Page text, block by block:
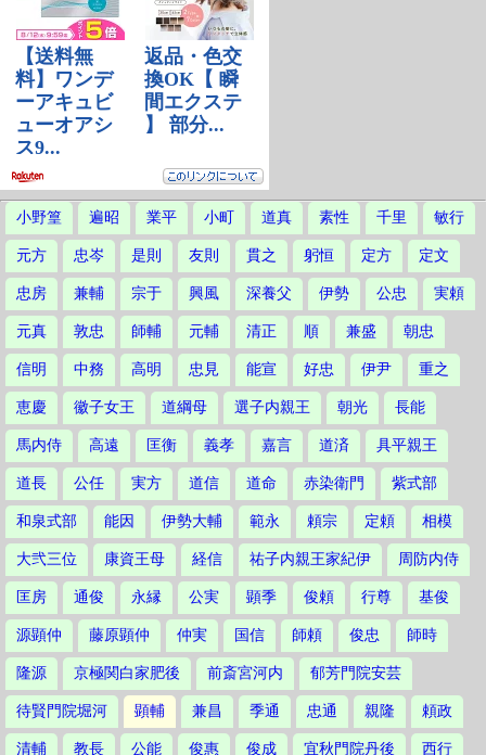
小野篁 遍昭 業平 小町 道真 素性 千里 敏行
元方 忠岑 是則 友則 貫之 躬恒 定方 定文
忠房 兼輔 宗于 興風 深養父 伊勢 公忠 実頼
元真 敦忠 師輔 元輔 清正 順 兼盛 朝忠
信明 中務 高明 忠見 能宣 好忠 伊尹 重之
恵慶 徽子女王 道綱母 選子内親王 朝光 長能
馬内侍 高遠 匡衡 義孝 嘉言 道済 具平親王
道長 公任 実方 道信 道命 赤染衛門 紫式部
和泉式部 能因 伊勢大輔 範永 頼宗 定頼 相模
大弐三位 康資王母 経信 祐子内親王家紀伊 周防内侍
匡房 通俊 永縁 公実 顕季 俊頼 行尊 基俊
源顕仲 藤原顕仲 仲実 国信 師頼 俊忠 師時
隆源 京極関白家肥後 前斎宮河内 郁芳門院安芸
待賢門院堀河 顕輔 兼昌 季通 忠通 親隆 頼政
清輔 教長 公能 俊惠 俊成 宜秋門院丹後 西行